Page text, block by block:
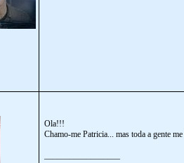
Ola!!!
Chamo-me Patricia... mas toda a gente